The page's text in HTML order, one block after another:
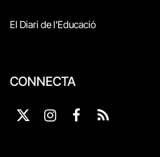
El Diari de l'Educació
CONNECTA
X
Instagram
Facebook
RSS